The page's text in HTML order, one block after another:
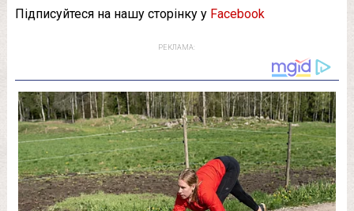
Підписуйтеся на нашу сторінку у Facebook
РЕКЛАМА: